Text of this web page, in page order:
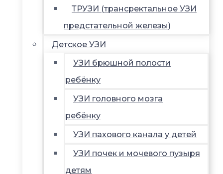
ТРУЗИ (трансректальное УЗИ
предстательной железы)
Детское УЗИ
УЗИ брюшной полости
ребёнку
УЗИ головного мозга
ребёнку
УЗИ пахового канала у детей
УЗИ почек и мочевого пузыря
детям